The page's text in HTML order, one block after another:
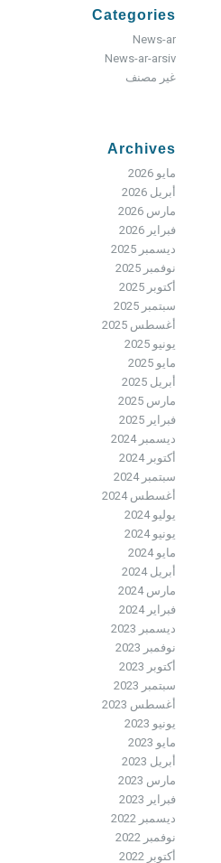
Categories
News-ar
News-ar-arsiv
غير مصنف
Archives
مايو 2026
أبريل 2026
مارس 2026
فبراير 2026
ديسمبر 2025
نوفمبر 2025
أكتوبر 2025
سبتمبر 2025
أغسطس 2025
يونيو 2025
مايو 2025
أبريل 2025
مارس 2025
فبراير 2025
ديسمبر 2024
أكتوبر 2024
سبتمبر 2024
أغسطس 2024
يوليو 2024
يونيو 2024
مايو 2024
أبريل 2024
مارس 2024
فبراير 2024
ديسمبر 2023
نوفمبر 2023
أكتوبر 2023
سبتمبر 2023
أغسطس 2023
يونيو 2023
مايو 2023
أبريل 2023
مارس 2023
فبراير 2023
ديسمبر 2022
نوفمبر 2022
أكتوبر 2022